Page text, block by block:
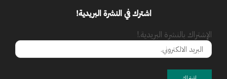
اشترك في النشرة البريدية!
الإشتراك بالنشرة البريدية.!